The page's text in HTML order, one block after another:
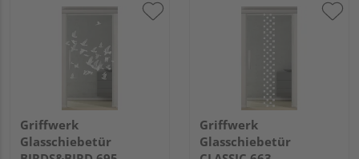
Griffwerk
Glasschiebetür
Griffwerk
Glasschiebetür